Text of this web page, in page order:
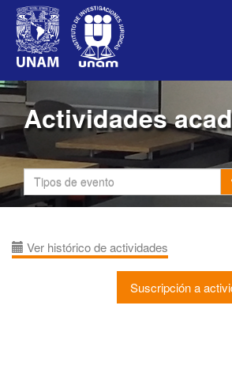
Actividades
Tipos de evento
Ver histórico de actividades
Suscripción a